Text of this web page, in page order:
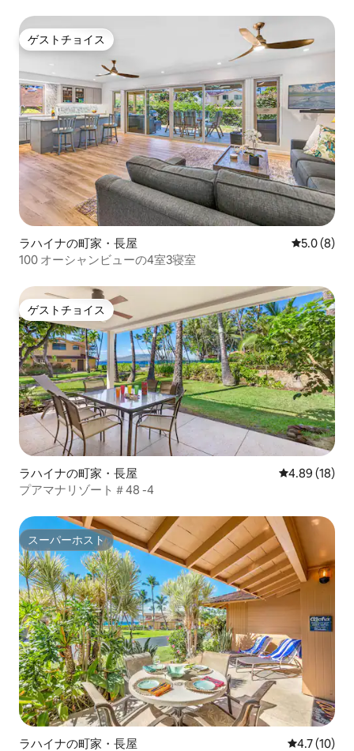
ゲストチョイス
ゲストチョイス
ラハイナの町家・長屋 レビュー8
5.0 (8)
100 オーシャンビューの4室3寝室
ゲストチョイス
ゲストチョイス
ラハイナの町家・長屋 レビュー18
4.89 (18)
プアマナリゾート＃48 -4
スーパーホスト
スーパーホスト
ラハイナの町家・長屋 レビュー10
4.7 (10)